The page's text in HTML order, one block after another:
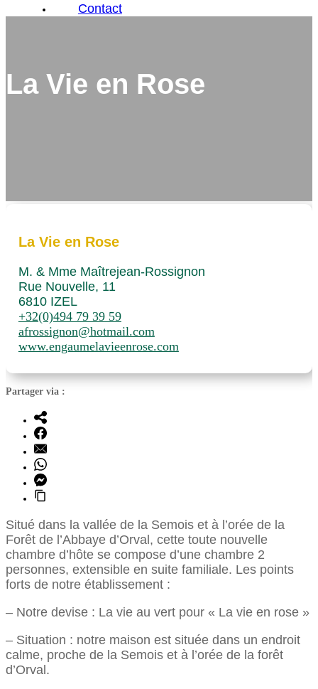
Contact
La Vie en Rose
La Vie en Rose
M. & Mme Maîtrejean-Rossignon
Rue Nouvelle, 11
6810 IZEL
+32(0)494 79 39 59
afrossignon@hotmail.com
www.engaumelavieenrose.com
Partager via :
Situé dans la vallée de la Semois et à l’orée de la
Forêt de l’Abbaye d’Orval, cette toute nouvelle
chambre d’hôte se compose d’une chambre 2
personnes, extensible en suite familiale. Les points
forts de notre établissement :
– Notre devise : La vie au vert pour « La vie en rose »
– Situation : notre maison est située dans un endroit
calme, proche de la Semois et à l’orée de la forêt
d’Orval.